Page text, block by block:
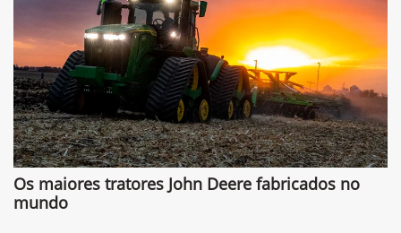
Os maiores tratores John Deere fabricados no
mundo